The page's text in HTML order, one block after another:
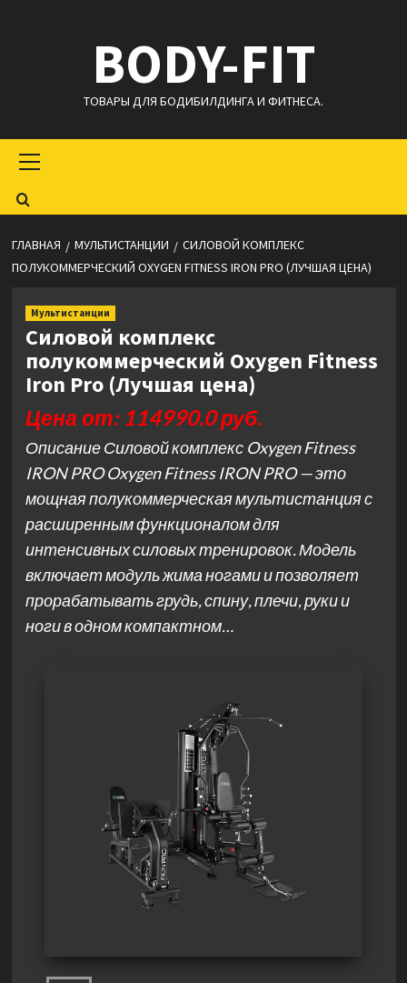
BODY-FIT
ТОВАРЫ ДЛЯ БОДИБИЛДИНГА И ФИТНЕСА.
меню
ГЛАВНАЯ МУЛЬТИСТАНЦИИ
СИЛОВОЙ КОМПЛЕКС
ПОЛУКОММЕРЧЕСКИЙ OXYGEN FITNESS IRON PRO (ЛУЧШАЯ ЦЕНА)
Мультистанции
Силовой комплекс
полукоммерческий Oxygen Fitness
Iron Pro (Лучшая цена)
Цена от: 114990.0 руб.
Описание Силовой комплекс Oxygen Fitness
IRON PRO Oxygen Fitness IRON PRO — это
мощная полукоммерческая мультистанция с
расширенным функционалом для
интенсивных силовых тренировок. Модель
включает модуль жима ногами и позволяет
прорабатывать грудь, спину, плечи, руки и
ноги в одном компактном…